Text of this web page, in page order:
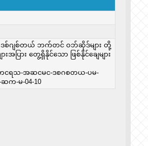
ဒစ်ဂျစ်တယ် ဘက်တင် ဝဘ်ဆိုဒ်များ တို့
းအပြား တွေ့ရှိနိုင်သော ဖြစ်နိုင်ချေများ
မ-တငရသ-အဆငမင-ဒစဂစတယ-ပမ-
က-မ-04-10